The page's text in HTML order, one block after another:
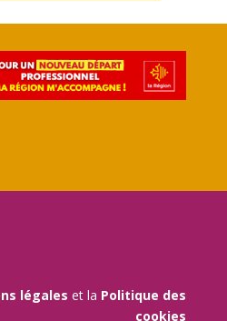
légales et la Politique des
cookies